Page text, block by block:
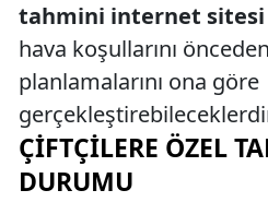
tahmini internet sitesi
hava koşullarını
planlamalarını ona göre
ÇIFTÇILERE ÖZEL
DURUMU